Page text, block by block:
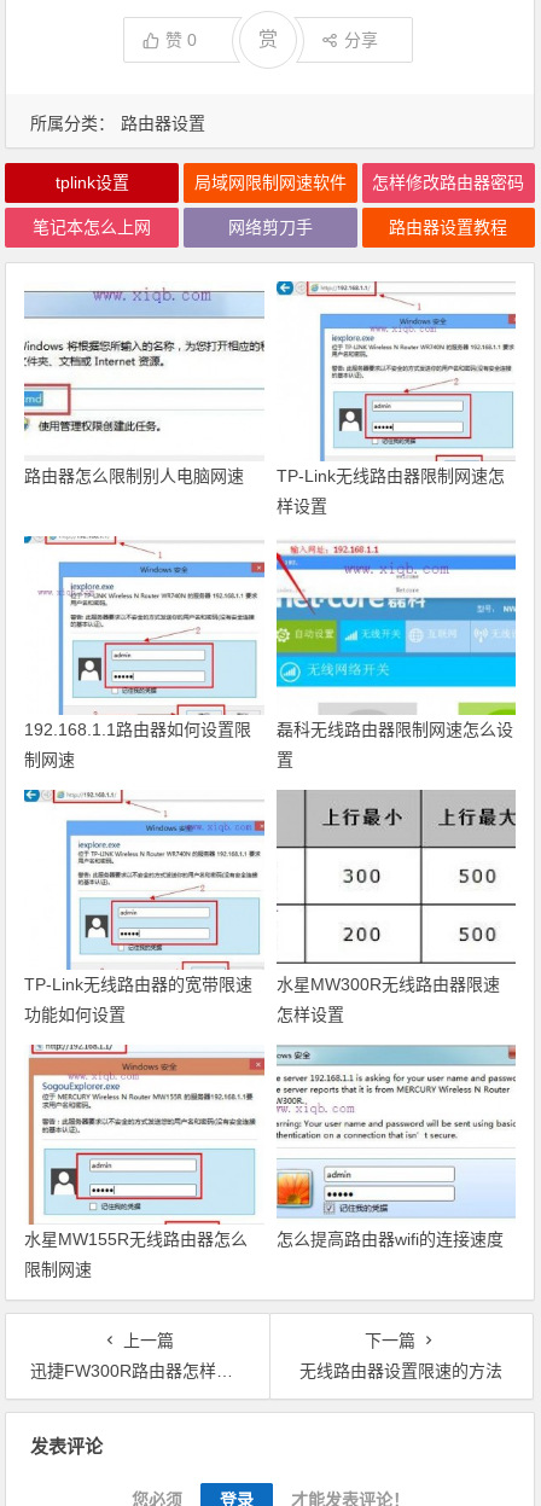
所属分类： 路由器设置
赞0 赏 分享
tplink设置 局域网限制网速软件 怎样修改路由器密码
笔记本怎么上网 网络剪刀手 路由器设置教程
路由器怎么限制别人电脑网速
TP-Link无线路由器限制网速怎
样设置
192.168.1.1路由器如何设置限
制网速
磊科无线路由器限制网速怎么设
置
TP-Link无线路由器的宽带限速
功能如何设置
水星MW300R无线路由器限速
怎样设置
水星MW155R无线路由器怎么
限制网速
怎么提高路由器wifi的连接速度
上一篇
迅捷FW300R路由器怎样设置限速
下一篇
无线路由器设置限速的方法
发表评论
您必须 登录 才能发表评论！